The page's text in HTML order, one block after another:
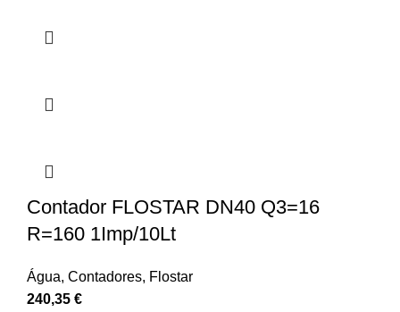
Contador FLOSTAR DN40 Q3=16
R=160 1Imp/10Lt
Água, Contadores, Flostar
240,35 €